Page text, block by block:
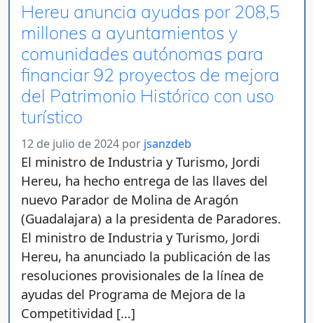
Hereu anuncia ayudas por 208,5
millones a ayuntamientos y
comunidades autónomas para
financiar 92 proyectos de mejora
del Patrimonio Histórico con uso
turístico
12 de julio de 2024 por jsanzdeb
El ministro de Industria y Turismo, Jordi
Hereu, ha hecho entrega de las llaves del
nuevo Parador de Molina de Aragón
(Guadalajara) a la presidenta de Paradores.
El ministro de Industria y Turismo, Jordi
Hereu, ha anunciado la publicación de las
resoluciones provisionales de la línea de
ayudas del Programa de Mejora de la
Competitividad […]